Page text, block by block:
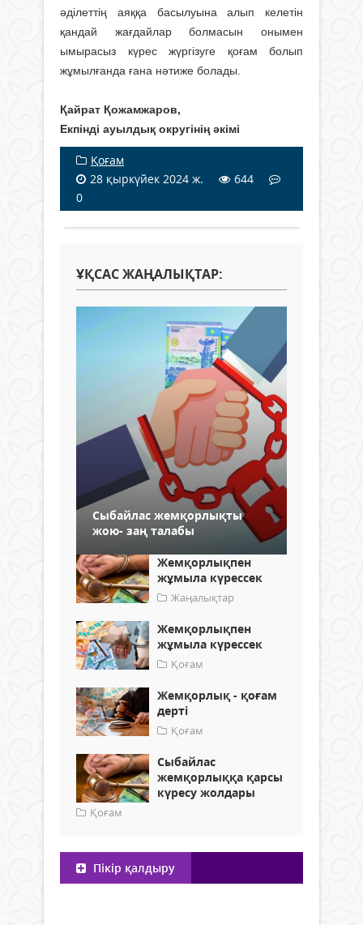
әділеттің аяққа басылуына алып келетін
қандай жағдайлар болмасын онымен
ымырасыз күрес жүргізуге қоғам болып
жұмылғанда ғана нәтиже болады.
Қайрат Қожамжаров,
Екпінді ауылдық округінің әкімі
Қоғам
28 қыркүйек 2024 ж.
644
0
ҰҚСАС ЖАҢАЛЫҚТАР:
Сыбайлас жемқорлықты
жою- заң талабы
Жемқорлықпен
жұмыла күрессек
Жаңалықтар
Жемқорлықпен
жұмыла күрессек
Қоғам
Жемқорлық - қоғам
дерті
Қоғам
Сыбайлас
жемқорлыққа қарсы
күресу жолдары
Қоғам
Пікір қалдыру